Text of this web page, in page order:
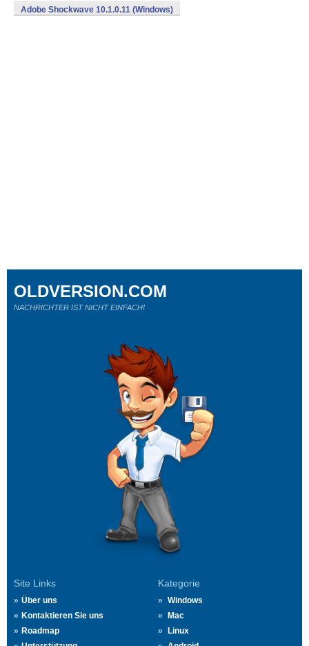
Adobe Shockwave 10.1.0.11 (Windows)
Site Links
Über uns
Kontaktieren Sie uns
Roadmap
Kategorie
Windows
Mac
Linux
OLDVERSION.COM
NACHRICHTER IST NICHT EINFACH!